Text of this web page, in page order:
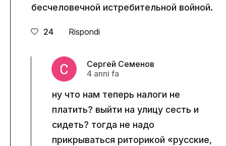
бесчеловечной истребительной войной.
24 Rispondi
Сергей Семенов
4 anni fa
ну что нам теперь налоги не
платить? выйти на улицу сесть и
сидеть? тогда не надо
прикрываться риторикой «русские,